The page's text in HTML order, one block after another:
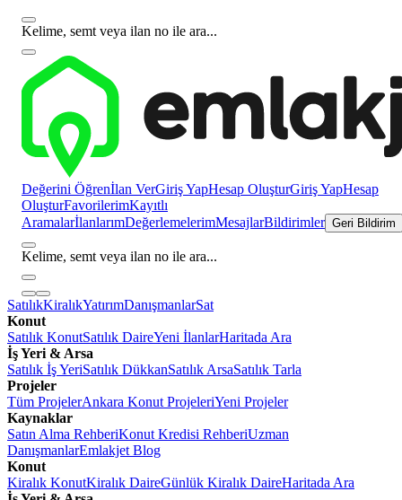
Kelime, semt veya ilan no ile ara...
Değerini Öğrenİlan VerGiriş YapHesap OluşturGiriş YapHesap
OluşturFavorilerimKayıtlı
AramalarİlanlarımDeğerlemelerimMesajlarBildirimler Geri Bildirim
Kelime, semt veya ilan no ile ara...
SatılıkKiralıkYatırımDanışmanlarSat
Konut
Satılık KonutSatılık DaireYeni İlanlarHaritada Ara
İş Yeri & Arsa
Satılık İş YeriSatılık DükkanSatılık ArsaSatılık Tarla
Projeler
Tüm ProjelerAnkara Konut ProjeleriYeni Projeler
Kaynaklar
Satın Alma RehberiKonut Kredisi RehberiUzman
DanışmanlarEmlakjet Blog
Konut
Kiralık KonutKiralık DaireGünlük Kiralık DaireHaritada Ara